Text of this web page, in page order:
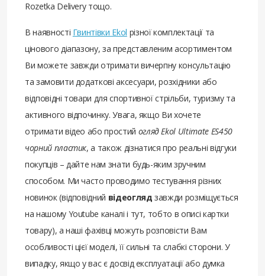
Rozetka Delivery тощо.
В наявності Гвинтівки Ekol різної комплектації та
цінового діапазону, за представленим асортиментом
Ви можете завжди отримати вичерпну консультацію
та замовити додаткові аксесуари, розхідники або
відповідні товари для спортивної стрільби, туризму та
активного відпочинку. Увага, якщо Ви хочете
отримати відео або простий огляд Ekol Ultimate ES450
чорний пластик, а також дізнатися про реальні відгуки
покупців – дайте нам знати будь-яким зручним
способом. Ми часто проводимо тестування різних
новинок (відповідний відеогляд завжди розміщується
на нашому Youtube каналі і тут, тобто в описі картки
товару), а наші фахівці можуть розповісти Вам
особливості цієї моделі, її сильні та слабкі сторони. У
випадку, якщо у вас є досвід експлуатації або думка